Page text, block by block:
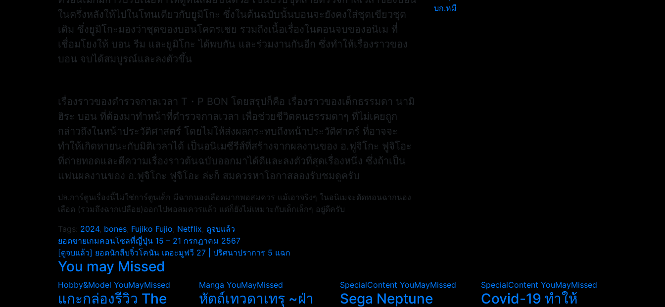
ในครึ่งหลังให้ไปในโทนเดียวกับยูมิโกะ ซึ่งในต้นฉบับนั้นบอนจะยังคงใส่ชุดเขียวชุด
เดิม ซึ่งยูมิโกะมองว่าชุดของบอนโคตรเชย รวมถึงเนื้อเรื่องในตอนจบของอนิเม ที่
เชื่อมโยงให้ บอน รีม และยูมิโกะ ได้พบกัน และร่วมงานกันอีก ซึ่งทำให้เรื่องราวของ
บอน จบได้สมบูรณ์และลงตัวขึ้น
เรื่องราวของตำรวจกาลเวลา T・P BON โดยสรุปก็คือ เรื่องราวของเด็กธรรมดา นามิ
ฮิระ บอน ที่ต้องมาทำหน้าที่ตำรวจกาลเวลา เพื่อช่วยชีวิตคนธรรมดาๆ ที่ไม่เคยถูก
กล่าวถึงในหน้าประวัติศาสตร์ โดยไม่ให้ส่งผลกระทบถึงหน้าประวัติศาตร์ ที่อาจจะ
ทำให้เกิดหายนะกับมิติเวลาได้ เป็นอนิเมซีรีส์ที่สร้างจากผลงานของ อ.ฟูจิโกะ ฟูจิโอะ
ที่ถ่ายทอดและตีความเรื่องราวต้นฉบับออกมาได้ดีและลงตัวที่สุดเรื่องหนึ่ง ซึ่งถ้าเป็น
แฟนผลงานของ อ.ฟูจิโกะ ฟูจิโอะ ล่ะก็ สมควรหาโอกาสลองรับชมดูครับ
ปล.การ์ตูนเรื่องนี้ไม่ใช่การ์ตูนเด็ก มีฉากนองเลือดมากพอสมควร แม้เอาจริงๆ ในอนิเมจะตัดทอนฉากนอง
เลือด (รวมถึงฉากเปลือย)ออกไปพอสมควรแล้ว แต่ก็ยังไม่เหมาะกับเด็กเล็กๆ อยู่ดีครับ
Tags: 2024, bones, Fujiko Fujio, Netflix, ดูจบแล้ว
แนะแนว
เรื่อง
ยอดขายเกมคอนโซลที่ญี่ปุ่น 15 – 21 กรกฎาคม 2567
[ดูจบแล้ว] ยอดนักสืบจิ๋วโคนัน เดอะมูฟวี 27 | ปริศนาปราการ 5 แฉก
บก.หมี
You may Missed
Hobby&Model YouMayMissed
แกะกล่องรีวิว The
Manga YouMayMissed
หัตถ์เทวดาเทรุ ~ฝ่า
SpecialContent YouMayMissed
Sega Neptune
SpecialContent YouMayMissed
Covid-19 ทำให้